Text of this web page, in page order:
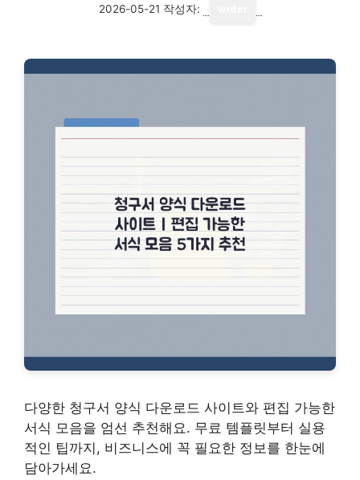
2026-05-21 작성자:
다양한 청구서 양식 다운로드 사이트와 편집 가능한
서식 모음을 엄선 추천해요. 무료 템플릿부터 실용
적인 팁까지, 비즈니스에 꼭 필요한 정보를 한눈에
담아가세요.